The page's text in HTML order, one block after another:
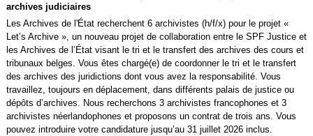
archives judiciaires
Les Archives de l'État recherchent 6 archivistes (h/f/x) pour le projet «
Let’s Archive », un nouveau projet de collaboration entre le SPF Justice et
les Archives de l’État visant le tri et le transfert des archives des cours et
tribunaux belges. Vous êtes chargé(e) de coordonner le tri et le transfert
des archives des juridictions dont vous avez la responsabilité. Vous
travaillez, toujours en déplacement, dans différents palais de justice ou
dépôts d’archives. Nous recherchons 3 archivistes francophones et 3
archivistes néerlandophones et proposons un contrat de trois ans. Vous
pouvez introduire votre candidature jusqu’au 31 juillet 2026 inclus.